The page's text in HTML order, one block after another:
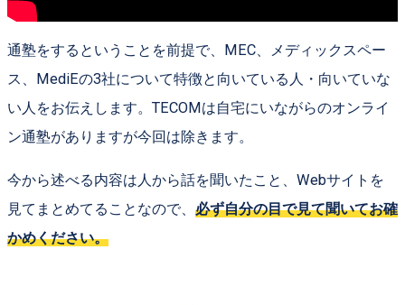
通塾をするということを前提で、MEC、メディックスペー
ス、MediEの3社について特徴と向いている人・向いていな
い人をお伝えします。TECOMは自宅にいながらのオンライ
ン通塾がありますが今回は除きます。
今から述べる内容は人から話を聞いたこと、Webサイトを
見てまとめてることなので、 必ず自分の目で見て聞いてお確
かめください。